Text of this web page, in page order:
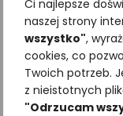
Ci najlepsze
naszej strony
wszystko",
cookies, co
Twoich potrzeb.
z nieistotnych
"Odrzucam